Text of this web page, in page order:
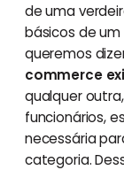
de uma
básicos de
queremos
commerce
qualquer
funcionários,
necessária
categoria.